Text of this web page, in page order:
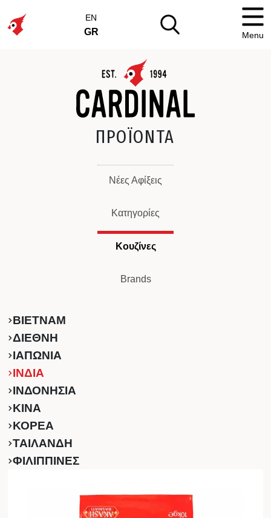
EN
GR Menu
ΠΡΟΪΟΝΤΑ
Νέες Αφίξεις
Κατηγορίες
Κουζίνες
Brands
ΒΙΕΤΝΑΜ
ΔΙΕΘΝΗ
ΙΑΠΩΝΙΑ
ΙΝΔΙΑ
ΙΝΔΟΝΗΣΙΑ
ΚINA
ΚΟΡΕΑ
ΤΑΙΛΑΝΔΗ
ΦΙΛΙΠΠΙΝΕΣ